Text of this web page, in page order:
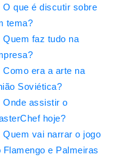
O que é discutir sobre
tema?
Quem faz tudo na
Como era a arte na
Soviética?
Onde assistir o
hoje?
Quem vai narrar o jogo
Flamengo e Palmeiras